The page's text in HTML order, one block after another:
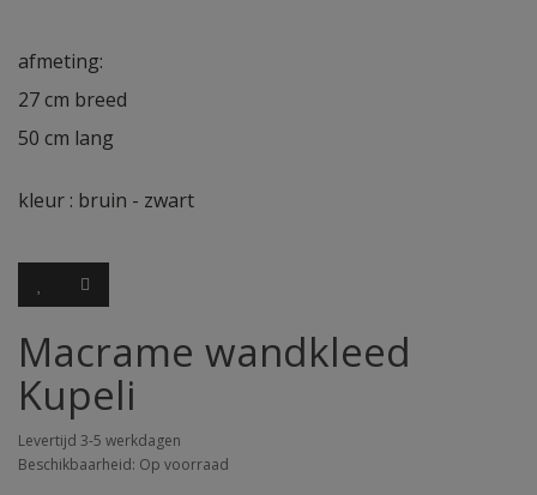
afmeting:
27 cm breed
50 cm lang
kleur : bruin - zwart
Macrame wandkleed
Kupeli
Levertijd 3-5 werkdagen
Beschikbaarheid: Op voorraad